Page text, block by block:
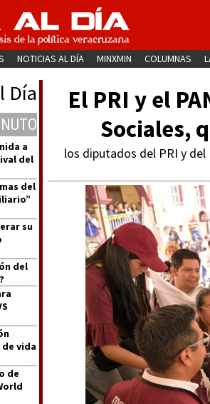
NOTICIAS AL DÍA MINXMIN COLUMNAS
Día
a
del
del
su
del
de vida
de
El PRI y el
Sociales,
los diputados del PRI y